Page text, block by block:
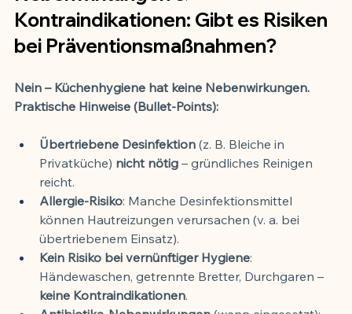
Kontraindikationen: Gibt es Risiken
bei Präventionsmaßnahmen?
Nein – Küchenhygiene hat keine Nebenwirkungen.
Praktische Hinweise (Bullet-Points):
Übertriebene Desinfektion (z. B. Bleiche in
Privatküche) nicht nötig – gründliches Reinigen
reicht.
Allergie-Risiko: Manche Desinfektionsmittel
können Hautreizungen verursachen (v. a. bei
übertriebenem Einsatz).
Kein Risiko bei vernünftiger Hygiene:
Händewaschen, getrennte Bretter, Durchgaren –
keine Kontraindikationen.